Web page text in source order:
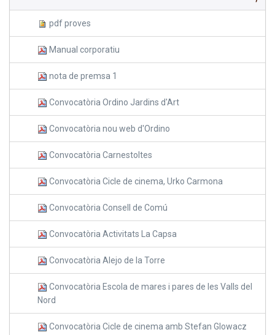
pdf proves
Manual corporatiu
nota de premsa 1
Convocatòria Ordino Jardins d'Art
Convocatòria nou web d'Ordino
Convocatòria Carnestoltes
Convocatòria Cicle de cinema, Urko Carmona
Convocatòria Consell de Comú
Convocatòria Activitats La Capsa
Convocatòria Alejo de la Torre
Convocatòria Escola de mares i pares de les Valls del
Nord
Convocatòria Cicle de cinema amb Stefan Glowacz